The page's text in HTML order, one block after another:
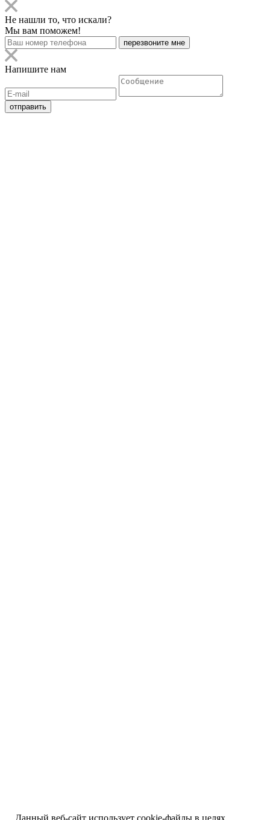
Не нашли то, что искали?
Мы вам поможем!
Напишите нам
Данный веб-сайт использует cookie-файлы в целях